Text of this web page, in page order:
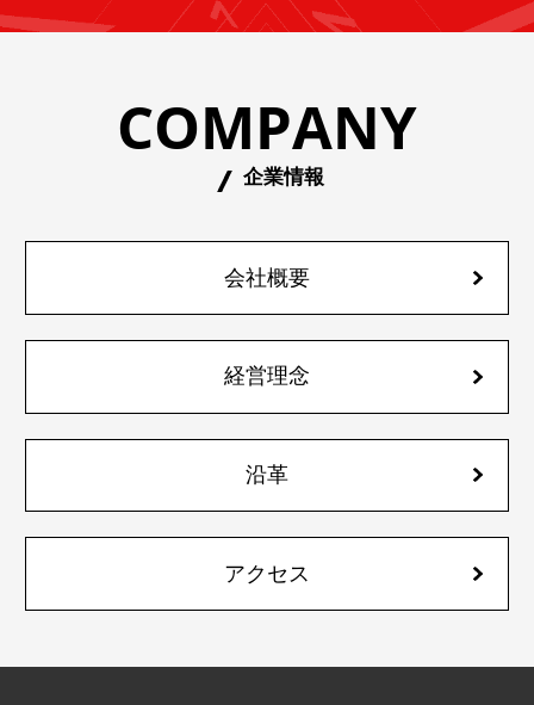
COMPANY
企業情報
会社概要
経営理念
沿革
アクセス